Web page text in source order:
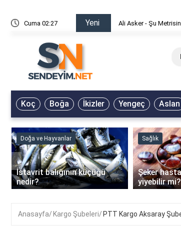
Cuma 02:27 Yeni Ali Asker - Şu
Koç Boğa İkizler Yengeç Aslan
Doğa ve Hayvanlar
İstavrit balığının küçüğü
nedir?
Sağlık
Şeker
yiyebilir mi?
‹
Anasayfa Kargo Şubeleri PTT Kargo Aksaray